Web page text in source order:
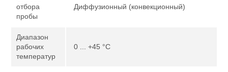
отбора
пробы
Диффузионный (конвекционный)
Диапазон
рабочих
температур
0 ... +45 °C